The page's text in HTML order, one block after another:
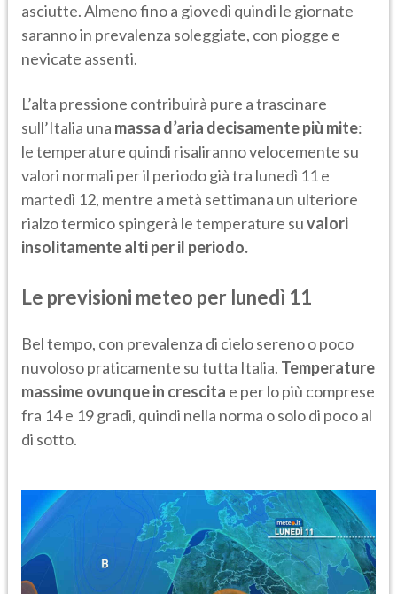
asciutte. Almeno fino a giovedì quindi le giornate
saranno in prevalenza soleggiate, con piogge e
nevicate assenti.
L’alta pressione contribuirà pure a trascinare
sull’Italia una massa d’aria decisamente più mite:
le temperature quindi risaliranno velocemente su
valori normali per il periodo già tra lunedì 11 e
martedì 12, mentre a metà settimana un ulteriore
rialzo termico spingerà le temperature suvalori
insolitamente alti per il periodo.
Le previsioni meteo per lunedì 11
Bel tempo, con prevalenza di cielo sereno o poco
nuvoloso praticamente su tutta Italia. Temperature
massime ovunque in crescita e per lo più comprese
fra 14 e 19 gradi, quindi nella norma o solo di poco al
di sotto.